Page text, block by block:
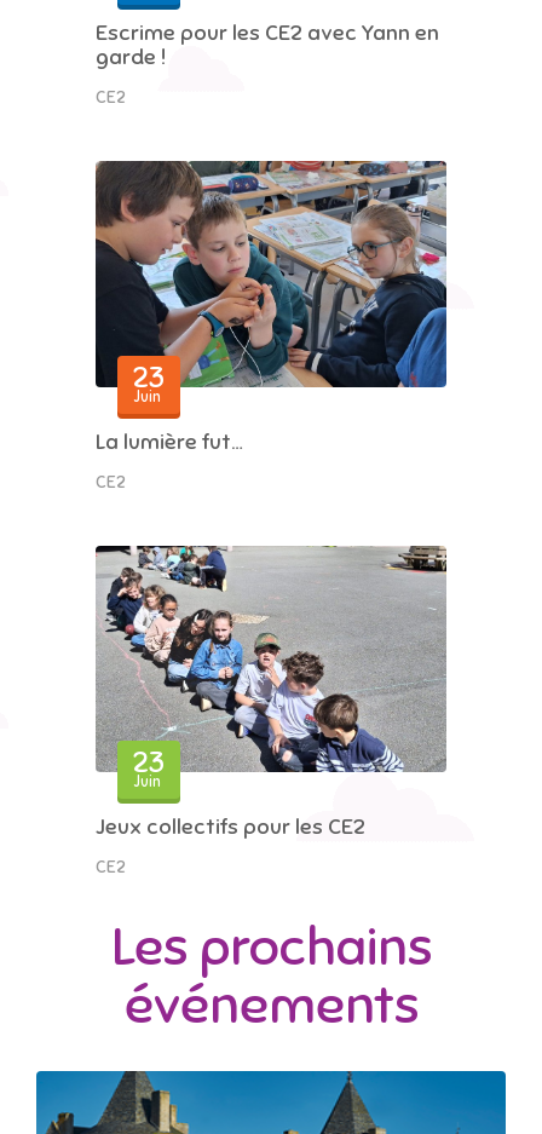
Escrime pour les CE2 avec Yann en
garde !
CE2
23
Juin
La lumière fut…
CE2
23
Juin
Jeux collectifs pour les CE2
CE2
Les prochains
événements